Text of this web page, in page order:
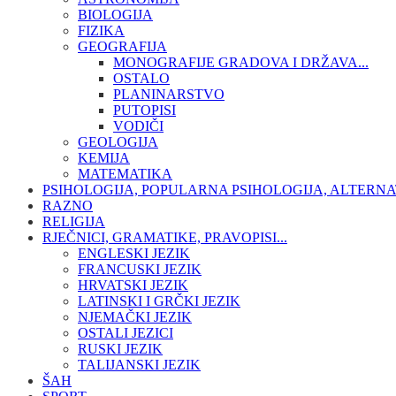
BIOLOGIJA
FIZIKA
GEOGRAFIJA
MONOGRAFIJE GRADOVA I DRŽAVA...
OSTALO
PLANINARSTVO
PUTOPISI
VODIČI
GEOLOGIJA
KEMIJA
MATEMATIKA
PSIHOLOGIJA, POPULARNA PSIHOLOGIJA,
RAZNO
RELIGIJA
RJEČNICI, GRAMATIKE, PRAVOPISI...
ENGLESKI JEZIK
FRANCUSKI JEZIK
HRVATSKI JEZIK
LATINSKI I GRČKI JEZIK
NJEMAČKI JEZIK
OSTALI JEZICI
RUSKI JEZIK
TALIJANSKI JEZIK
ŠAH